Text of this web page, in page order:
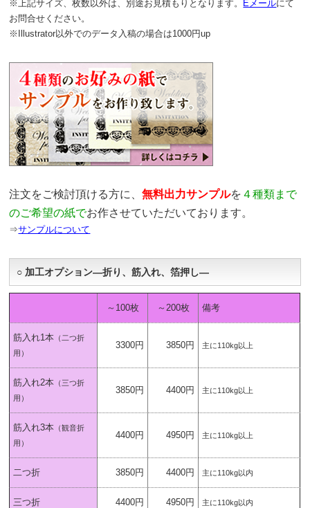
※上記サイズ、枚数以外は、別途お見積もりとなります。 Eメールにて
お問合せください。
※Illustrator以外でのデータ入稿の場合は1000円up
注文をご検討頂ける方に、無料出力サンプルを ４種類まで
のご希望の紙でお作させていただいております。
⇒サンプルについて
○ 加工オプション―折り、筋入れ、箔押し―
～100枚 ～200枚 備考
筋入れ1本 （二つ折
用）
3300円 3850円 主に110kg以上
筋入れ2本 （三つ折
用）
3850円 4400円 主に110kg以上
筋入れ3本 （観音折
用）
4400円 4950円 主に110kg以上
二つ折 3850円 4400円 主に110kg以内
三つ折 4400円 4950円 主に110kg以内